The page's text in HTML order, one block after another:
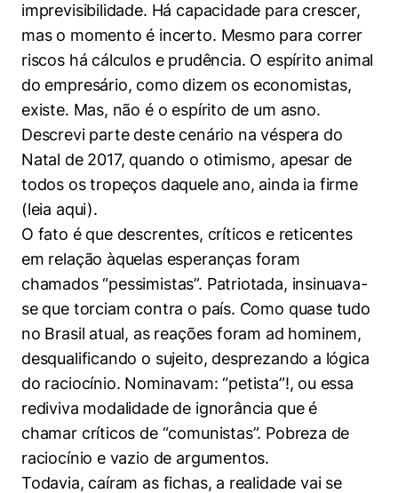
imprevisibilidade. Há capacidade para crescer,
mas o momento é incerto. Mesmo para correr
riscos há cálculos e prudência. O espírito animal
do empresário, como dizem os economistas,
existe. Mas, não é o espírito de um asno.
Descrevi parte deste cenário na véspera do
Natal de 2017, quando o otimismo, apesar de
todos os tropeços daquele ano, ainda ia firme
(leia aqui).
O fato é que descrentes, críticos e reticentes
em relação àquelas esperanças foram
chamados “pessimistas”. Patriotada, insinuava-
se que torciam contra o país. Como quase tudo
no Brasil atual, as reações foram ad hominem,
desqualificando o sujeito, desprezando a lógica
do raciocínio. Nominavam: “petista”!, ou essa
rediviva modalidade de ignorância que é
chamar críticos de “comunistas”. Pobreza de
raciocínio e vazio de argumentos.
Todavia, caíram as fichas, a realidade vai se
Cookies estritamente necessários
Cookies de preferências de usuário